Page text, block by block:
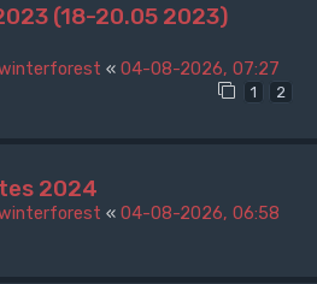
(18-20.05 2023)
« 04-08-2026, 07:27
1 2
2024
« 04-08-2026, 06:58